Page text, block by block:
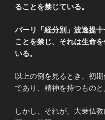
ることを禁じている。
パーリ「経分別」波逸提
ことを禁じ、それは生命
いる。
以上の例を見るとき、初
であり、精神を持つもの
しかし、それが、大乗仏